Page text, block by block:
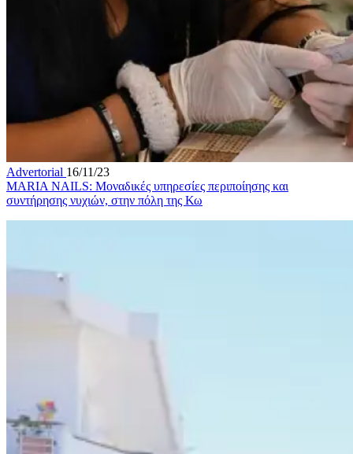
Advertorial 16/11/23
MARIA NAILS: Mοναδικές υπηρεσίες περιποίησης και
συντήρησης νυχιών, στην πόλη της Κω